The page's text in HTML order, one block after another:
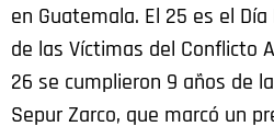
en Guatemala. El 25 es el
de las Víctimas del Conflicto
26 se cumplieron 9 años de
Sepur Zarco, que marcó un